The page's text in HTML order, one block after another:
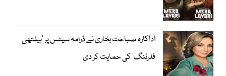
اداکارہ صباحت بخاری نے ڈرامہ سیٹس پر ’ہیلتھی
فلرٹنگ‘ کی حمایت کر دی